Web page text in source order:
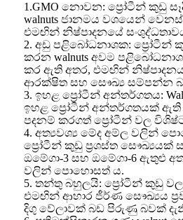
1.GMO නොවන: ප්‍රෝටීන් කුඩු
walnuts ජානමය වශයෙන්
එමඟින් නිෂ්පාදනයේ
2. අඩු පළිබෝධනාශක: ප්‍රෝටීන්
කරන walnuts අවම
කර ඇති අතර, එමඟින්
ආරක්ෂිත සහ සෞඛ්‍ය සම්පන්න
3. ඉහළ ප්‍රෝටීන් අන්තර්ගතය:
ඉහළ ප්‍රෝටීන් අන්තර්ගතයක් ඇති
පදනම් කරගත් ප්‍රෝටීන් වල
4. අත්‍යවශ්‍ය මේද අම්ල වලින්
ප්‍රෝටීන් කුඩු ප්‍රශස්ත සෞඛ්‍යයක්
ඔමේගා-3 සහ ඔමේගා-6 ඇතුළු
වලින් පොහොසත් ය.
5. තන්තු බහුලයි: ප්‍රෝටීන් කුඩු
එමඟින් ආහාර ජීර්ණ සෞඛ්‍යය
දිගු වේලාවක් බඩ පිරුණු බවක්